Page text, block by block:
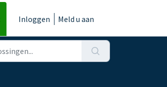
Inloggen Meld u aan